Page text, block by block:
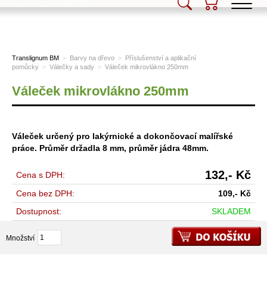
Translignum BM > Barvy na dřevo > Příslušenství a aplikační
pomůcky > Válečky a sady > Váleček mikrovlákno 250mm
Váleček mikrovlákno 250mm
Váleček určený pro lakýrnické a dokončovací malířské
práce. Průměr držadla 8 mm, průměr jádra 48mm.
Cena s DPH: 132,- Kč
Cena bez DPH: 109,- Kč
Dostupnost:
SKLADEM
Množství